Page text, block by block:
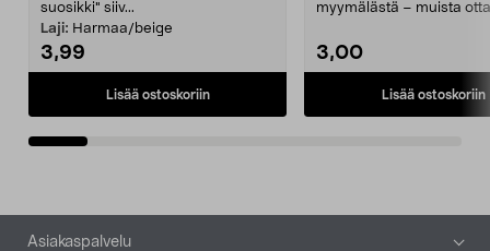
suosikki" siiv...
Laji: Harmaa/beige
3,99
Lisää ostoskoriin
myymälästä – muista
3,00
Lisää ostoskoriin
Alatunniste
Asiakaspalvelu